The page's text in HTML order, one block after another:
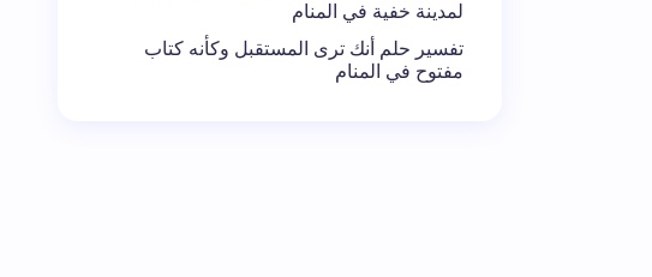
لمدينة خفية في المنام
تفسير حلم أنك ترى المستقبل وكأنه كتاب
مفتوح في المنام